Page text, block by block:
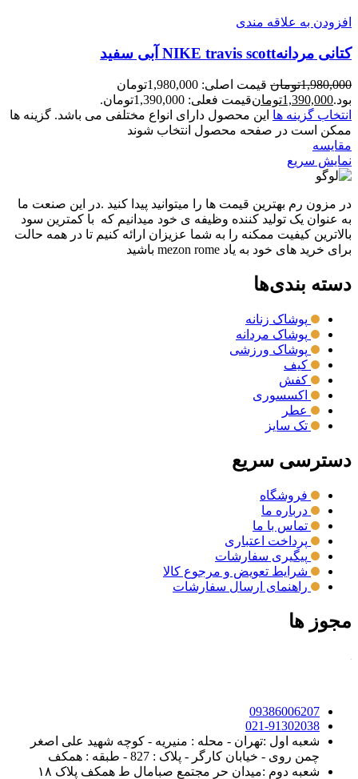
افزودن به علاقه مندی
کتانی مردانهNIKE travis scott آبی سفید
1,980,000تومان
قیمت اصلی: 1,980,000تومان
بود.1,390,000تومانقیمت فعلی: 1,390,000تومان.
انتخاب گزینه ها این محصول دارای انواع مختلفی می باشد. گزینه ها
ممکن است در صفحه محصول انتخاب شوند
مقايسه
نمایش سریع
در مزون رم بهترین قیمت ها را میتوانید پیدا کنید .در این صنعت ما
به عنوان یک تولید کننده وظیفه ی خود میدانیم که با کمترین سود
بالاترین کیفیت ممکنه را به شما عزیزان ارائه کنیم تا در همه حالت
برای خرید های خود به یاد mezon rome باشید
دسته بندی‌ها
پوشاک زنانه
پوشاک مردانه
پوشاک ورزشی
کیف
کفش
اکسسوری
عطر
تک سایز
دسترسی سریع
فروشگاه
درباره ما
تماس با ما
پرداخت اعتباری
پیگیری سفارشات
شرایط تعویض و مرجوع کالا
راهنمای ارسال سفارشات
مجوز ها
09386006207
021-91302038
شعبه اول :تهران - محله : منیریه - کوچه شهید علی اصغر
چمن روی - خیابان کارگر - پلاک : 827 - طبقه : همکف
شعبه دوم :میدان حر مجتمع صبامال ط همکف پلاک ۱۸